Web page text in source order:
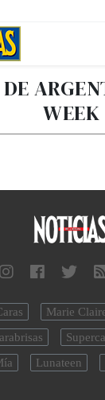
WEEK
Marie
Lunateen